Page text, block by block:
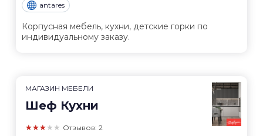
antares
Корпусная мебель, кухни, детские горки по
индивидуальному заказу.
МАГАЗИН МЕБЕЛИ
Шеф Кухни
★★★★★ Отзывов: 2